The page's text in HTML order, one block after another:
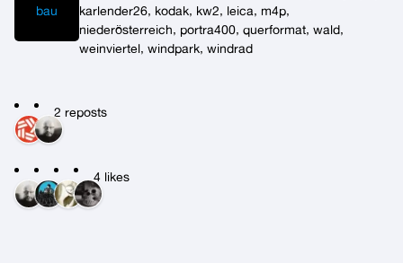
bau
karlender26, kodak, kw2, leica, m4p
niederösterreich, portra400, querformat, wald
weinviertel, windpark, windrad
2 reposts
4 likes